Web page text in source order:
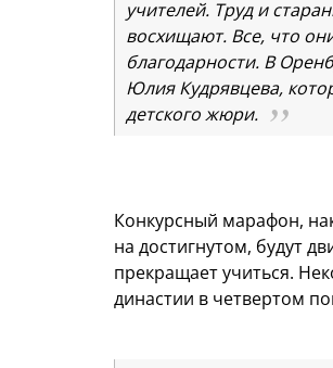
учителей. Труд и
восхищают. Все, что
благодарности. В
Юлия Кудрявцева,
детского жюри.
Конкурсный марафон,
на достигнутом, будут
прекращает учиться.
династии в четвертом